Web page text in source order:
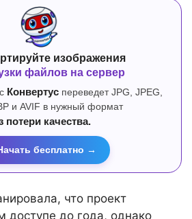
изображения
файлов на сервер
Конвертуспереведет JPG, JPEG,
и AVIF в нужный формат
потери качества.
бесплатно →
что проект
доступе до года, однако